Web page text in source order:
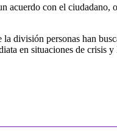
acuerdo con el
división personas han
en situaciones de crisis